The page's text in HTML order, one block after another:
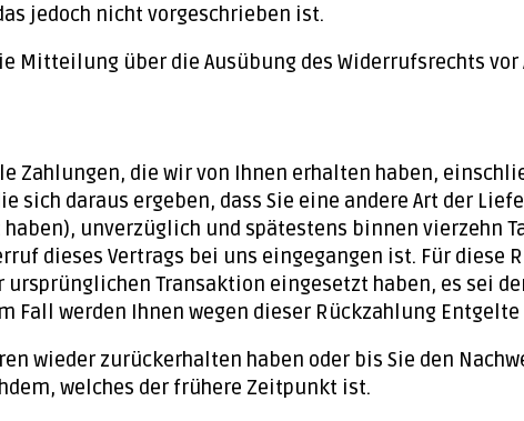
jedoch nicht vorgeschrieben ist.
Mitteilung über die Ausübung des Widerrufsrechts vor
Zahlungen, die wir von Ihnen erhalten haben,
daraus ergeben, dass Sie eine andere Art der
unverzüglich und spätestens binnen vierzehn
dieses Vertrags bei uns eingegangen ist. Für diese
Transaktion eingesetzt haben, es sei
werden Ihnen wegen dieser Rückzahlung Entgelte
wieder zurückerhalten haben oder bis Sie den
welches der frühere Zeitpunkt ist.